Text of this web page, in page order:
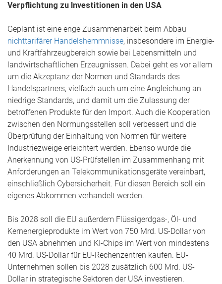
Verpflichtung zu Investitionen in den USA
Geplant ist eine enge Zusammenarbeit beim Abbau
nichttarifärer Handelshemmnisse, insbesondere im Energie-
und Kraftfahrzeugbereich sowie bei Lebensmitteln und
landwirtschaftlichen Erzeugnissen. Dabei geht es vor allem
um die Akzeptanz der Normen und Standards des
Handelspartners, vielfach auch um eine Angleichung an
niedrige Standards, und damit um die Zulassung der
betroffenen Produkte für den Import. Auch die Kooperation
zwischen den Normungsstellen soll verbessert und die
Überprüfung der Einhaltung von Normen für weitere
Industriezweige erleichtert werden. Ebenso wurde die
Anerkennung von US-Prüfstellen im Zusammenhang mit
Anforderungen an Telekommunikationsgeräte vereinbart,
einschließlich Cybersicherheit. Für diesen Bereich soll ein
eigenes Abkommen verhandelt werden.
Bis 2028 soll die EU außerdem Flüssigerdgas-, Öl- und
Kernenergieprodukte im Wert von 750 Mrd. US-Dollar von
den USA abnehmen und KI-Chips im Wert von mindestens
40 Mrd. US-Dollar für EU-Rechenzentren kaufen. EU-
Unternehmen sollen bis 2028 zusätzlich 600 Mrd. US-
Dollar in strategische Sektoren der USA investieren.